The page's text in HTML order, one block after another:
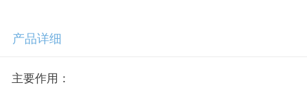
产品详细
主要作用：